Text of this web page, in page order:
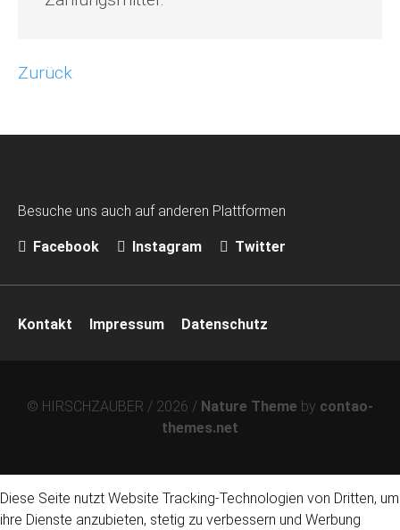
Zurück
Besuche uns auch auf anderen Plattformen
Facebook Instagram Twitter
überspringen
Kontakt Impressum Datenschutz
© HIRSCHZAUBER / 2026 / Nature Theme by contao-
themes.net
Diese Seite nutzt Website Tracking-Technologien von Dritten, um
ihre Dienste anzubieten, stetig zu verbessern und Werbung